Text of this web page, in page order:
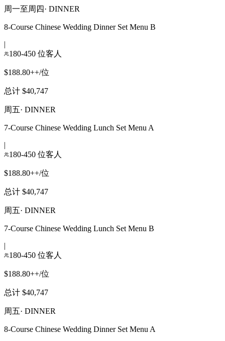
周一至周四· DINNER
8-Course Chinese Wedding Dinner Set Menu B
|
180-450 位客人
$188.80++/位
总计 $40,747
周五· DINNER
7-Course Chinese Wedding Lunch Set Menu A
|
180-450 位客人
$188.80++/位
总计 $40,747
周五· DINNER
7-Course Chinese Wedding Lunch Set Menu B
|
180-450 位客人
$188.80++/位
总计 $40,747
周五· DINNER
8-Course Chinese Wedding Dinner Set Menu A